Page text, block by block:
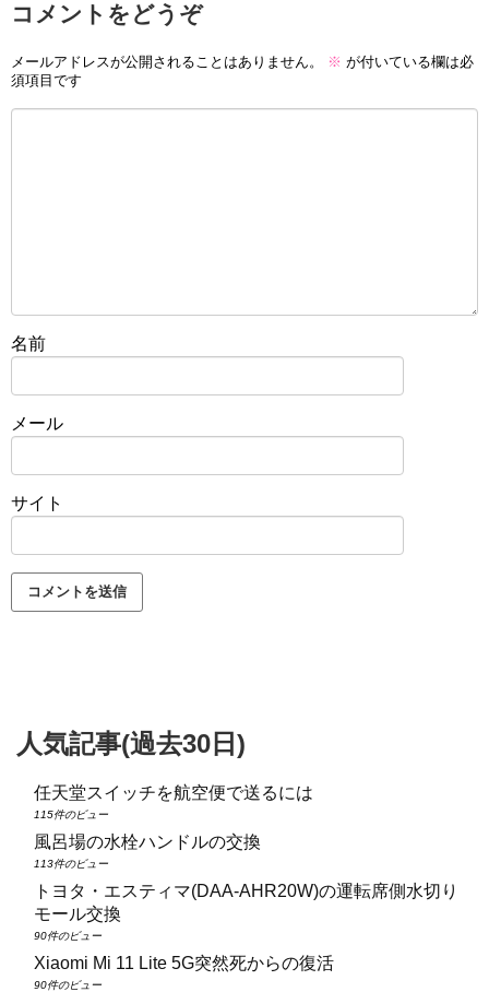
コメントをどうぞ
メールアドレスが公開されることはありません。 ※ が付いている欄は必
須項目です
名前
メール
サイト
人気記事(過去30日)
任天堂スイッチを航空便で送るには
115件のビュー
風呂場の水栓ハンドルの交換
113件のビュー
トヨタ・エスティマ(DAA‑AHR20W)の運転席側水切り
モール交換
90件のビュー
Xiaomi Mi 11 Lite 5G突然死からの復活
90件のビュー